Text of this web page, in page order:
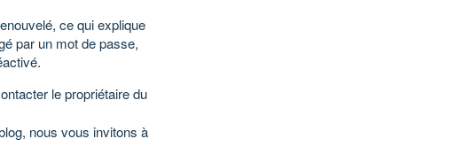
ce qui explique
par un mot de passe,
le propriétaire du
nous vous invitons à